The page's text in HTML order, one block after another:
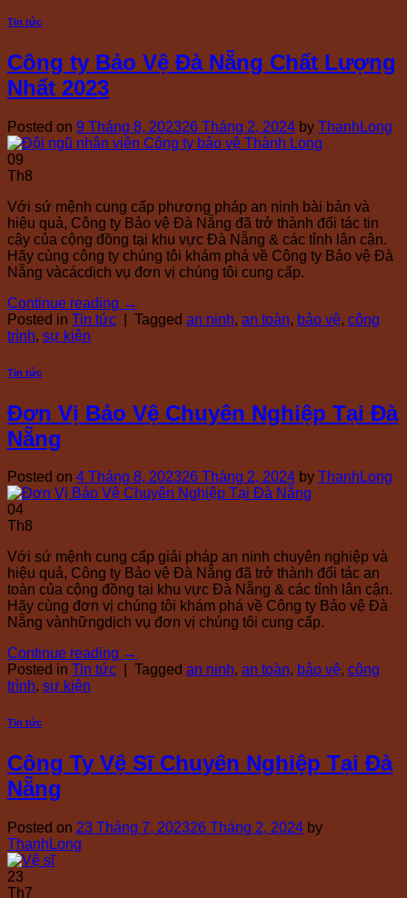
Tin tức
Công ty Bảo Vệ Đà Nẵng Chất Lượng
Nhất 2023
Posted on 9 Tháng 8, 202326 Tháng 2, 2024 by ThanhLong
09
Th8
Với sứ mệnh cung cấp phương pháp an ninh bài bản và
hiệu quả, Công ty Bảo vệ Đà Nẵng đã trở thành đối tác tin
cậy của cộng đồng tại khu vực Đà Nẵng & các tỉnh lân cận.
Hãy cùng công ty chúng tôi khám phá về Công ty Bảo vệ Đà
Nẵng vàcácdịch vụ đơn vị chúng tôi cung cấp.
Continue reading →
Posted in Tin tức Tagged an ninh, an toàn, bảo vệ, công
trình, sự kiện
Tin tức
Đơn Vị Bảo Vệ Chuyên Nghiệp Tại Đà
Nẵng
Posted on 4 Tháng 8, 202326 Tháng 2, 2024 by ThanhLong
04
Th8
Với sứ mệnh cung cấp giải pháp an ninh chuyên nghiệp và
hiệu quả, Công ty Bảo vệ Đà Nẵng đã trở thành đối tác an
toàn của cộng đồng tại khu vực Đà Nẵng & các tỉnh lân cận.
Hãy cùng đơn vị chúng tôi khám phá về Công ty Bảo vệ Đà
Nẵng vànhữngdịch vụ đơn vị chúng tôi cung cấp.
Continue reading →
Posted in Tin tức Tagged an ninh, an toàn, bảo vệ, công
trình, sự kiện
Tin tức
Công Ty Vệ Sĩ Chuyên Nghiệp Tại Đà
Nẵng
Posted on 23 Tháng 7, 202326 Tháng 2, 2024 by
ThanhLong
23
Th7